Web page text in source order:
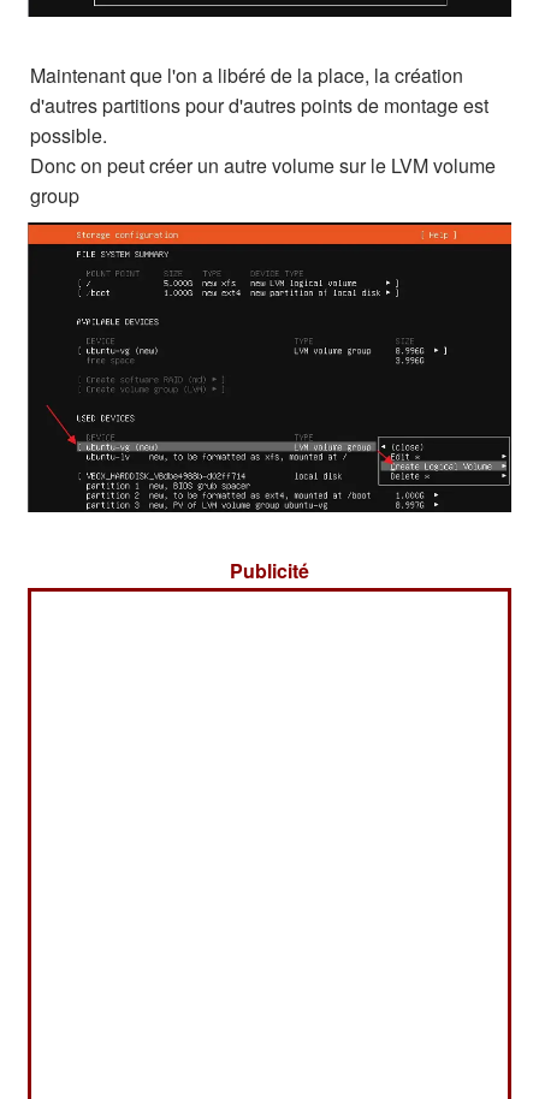
Maintenant que l'on a libéré de la place, la création
d'autres partitions pour d'autres points de montage est
possible.
Donc on peut créer un autre volume sur le LVM volume
group
Publicité